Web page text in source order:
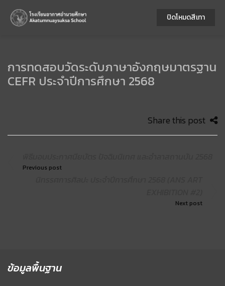
การทดสอบวัดระดับภาษาอังกฤษมาตรฐาน
CEFR ประจำปีการศึกษา 2568
Share this post
Previous post
Next post
ข้อมูลพื้นฐาน
ปิดโหมดสีเทา